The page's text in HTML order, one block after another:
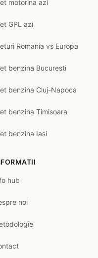
motorina azi
GPL azi
Romania vs Europa
benzina Bucuresti
benzina Cluj-Napoca
benzina Timisoara
benzina Iasi
hub
noi